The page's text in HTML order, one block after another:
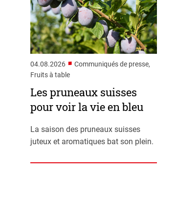
04.08.2026 ■ Communiqués de presse,
Fruits à table
Les pruneaux suisses
pour voir la vie en bleu
La saison des pruneaux suisses
juteux et aromatiques bat son plein.